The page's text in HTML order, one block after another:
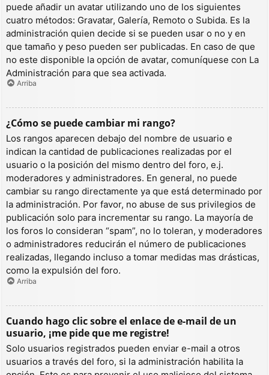
puede añadir un avatar utilizando uno de los siguientes
cuatro métodos: Gravatar, Galería, Remoto o Subida. Es la
administración quien decide si se pueden usar o no y en
que tamaño y peso pueden ser publicadas. En caso de que
no este disponible la opción de avatar, comuníquese con La
Administración para que sea activada.
Arriba
¿Cómo se puede cambiar mi rango?
Los rangos aparecen debajo del nombre de usuario e
indican la cantidad de publicaciones realizadas por el
usuario o la posición del mismo dentro del foro, e.j.
moderadores y administradores. En general, no puede
cambiar su rango directamente ya que está determinado por
la administración. Por favor, no abuse de sus privilegios de
publicación solo para incrementar su rango. La mayoría de
los foros lo consideran “spam”, no lo toleran, y moderadores
o administradores reducirán el número de publicaciones
realizadas, llegando incluso a tomar medidas mas drásticas,
como la expulsión del foro.
Arriba
Cuando hago clic sobre el enlace de e-mail de un
usuario, ¡me pide que me registre!
Solo usuarios registrados pueden enviar e-mail a otros
usuarios a través del foro, si la administración habilita la